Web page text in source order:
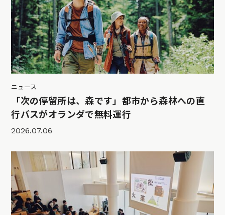
ニュース
「次の停留所は、森です」都市から森林への直
行バスがオランダで無料運行
2026.07.06